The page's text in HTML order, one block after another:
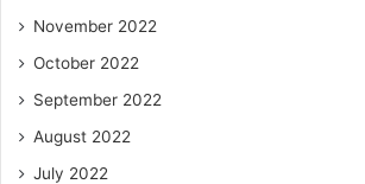
November 2022
October 2022
September 2022
August 2022
July 2022